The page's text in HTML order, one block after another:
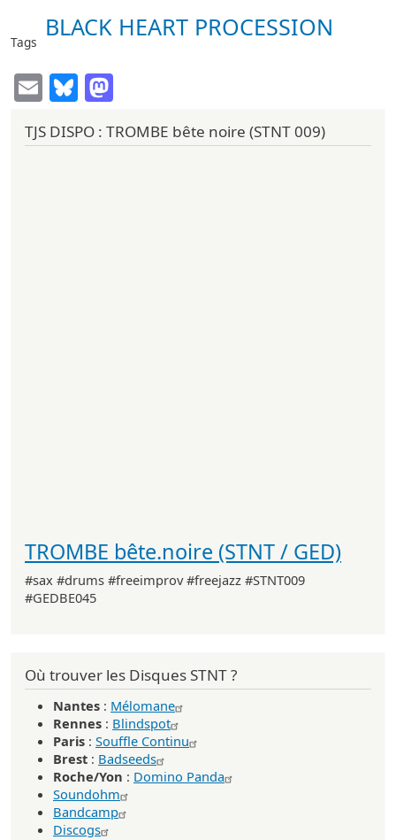
Tags
BLACK HEART PROCESSION
EmailBluesky
TJS DISPO : TROMBE bête noire (STNT 009)
TROMBE bête.noire (STNT / GED)
#sax #drums #freeimprov #freejazz #STNT009
#GEDBE045
Où trouver les Disques STNT ?
Nantes : Mélomane
Rennes : Blindspot
Paris : Souffle Continu
Brest : Badseeds
Roche/Yon : Domino Panda
Soundohm
Bandcamp
Discogs